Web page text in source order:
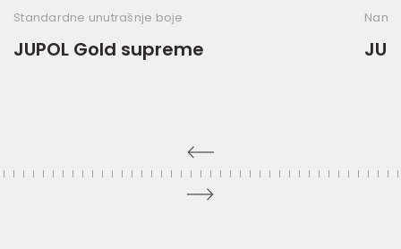
Standardne unutrašnje boje
JUPOL Gold supreme